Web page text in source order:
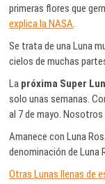
primeras flores que
explica la NASA.
Se trata de una Luna
cielos de muchas
La próxima Super
solo unas semanas.
al 7 de mayo.
Amanece con Luna
denominación de Luna
Otras Lunas llenas de